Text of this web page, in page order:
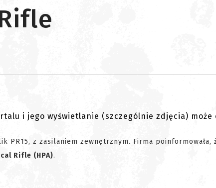
i jego wyświetlanie (szczególnie zdjęcia) może
PR15, z zasilaniem zewnętrznym. Firma poinformowała,
Rifle (HPA).